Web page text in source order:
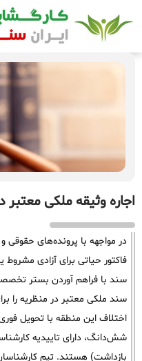
اجاره وثیقه ملکی
در مواجهه با پرونده‌های حقوقی
فاکتور حیاتی برای آزادی مشروط
سند با فراهم آوردن بستر
سند ملکی معتبر در منظریه را
اختلاف این منطقه با تحویل
شش‌دانگ، دارای تاییدیه
بازداشت) هستند. تیم